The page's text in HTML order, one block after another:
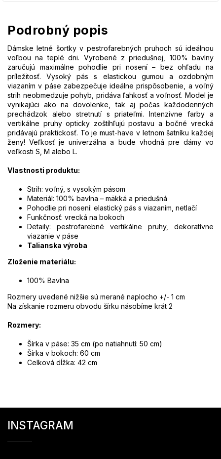
Podrobný popis
Dámske letné šortky v pestrofarebných pruhoch sú ideálnou
voľbou na teplé dni. Vyrobené z priedušnej, 100% bavlny
zaručujú maximálne pohodlie pri nosení – bez ohľadu na
príležitosť. Vysoký pás s elastickou gumou a ozdobným
viazaním v páse zabezpečuje ideálne prispôsobenie, a voľný
strih neobmedzuje pohyb, pridáva ľahkosť a voľnosť. Model je
vynikajúci ako na dovolenke, tak aj počas každodenných
prechádzok alebo stretnutí s priateľmi. Intenzívne farby a
vertikálne pruhy opticky zoštíhľujú postavu a bočné vrecká
pridávajú praktickosť. To je must-have v letnom šatníku každej
ženy! Veľkosť je univerzálna a bude vhodná pre dámy vo
veľkosti S, M alebo L.
Vlastnosti produktu:
Strih: voľný, s vysokým pásom
Materiál: 100% bavlna – mäkká a priedušná
Pohodlie pri nosení: elastický pás s viazaním, netlačí
Funkčnosť: vrecká na bokoch
Detaily: pestrofarebné vertikálne pruhy, dekoratívne
viazanie v páse
Talianska výroba
Zloženie materiálu:
100% Bavlna
Rozmery uvedené nižšie sú merané naplocho +/- 1 cm
Na získanie rozmeru obvodu šírku násobíme krát 2
Rozmery:
Šírka v páse: 35 cm (po natiahnutí: 50 cm)
Šírka v bokoch: 60 cm
Celková dĺžka: 42 cm
INSTAGRAM